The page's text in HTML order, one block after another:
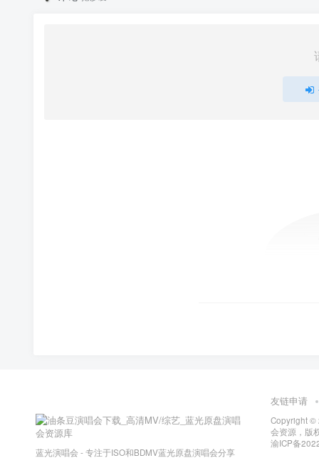
蓝光演唱会 - 专注于ISO和BDMV蓝光原盘演唱会分享
友链申请
Copyright ©
会资源，版
渝ICP备